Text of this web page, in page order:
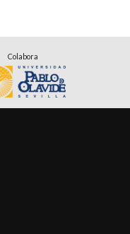
Colabora